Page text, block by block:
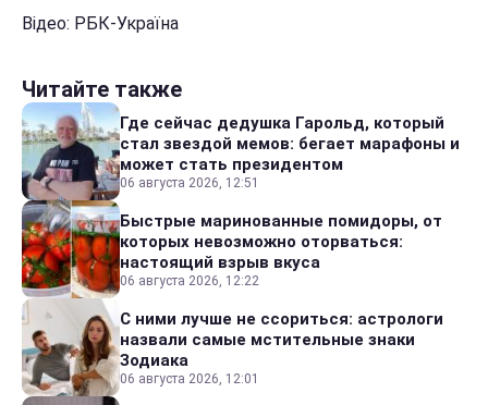
Відео: РБК-Україна
Читайте также
Где сейчас дедушка Гарольд, который
стал звездой мемов: бегает марафоны и
может стать президентом
06 августа 2026, 12:51
Быстрые маринованные помидоры, от
которых невозможно оторваться:
настоящий взрыв вкуса
06 августа 2026, 12:22
С ними лучше не ссориться: астрологи
назвали самые мстительные знаки
Зодиака
06 августа 2026, 12:01